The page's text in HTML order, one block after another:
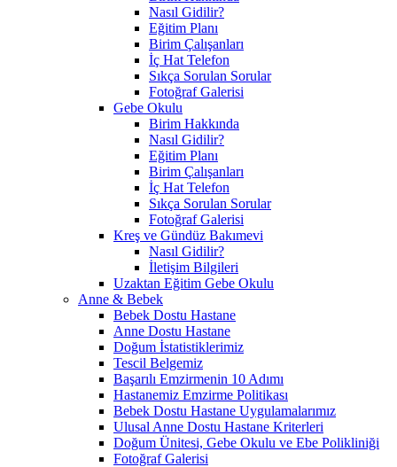
Nasıl Gidilir?
Eğitim Planı
Birim Çalışanları
İç Hat Telefon
Sıkça Sorulan Sorular
Fotoğraf Galerisi
Gebe Okulu
Birim Hakkında
Nasıl Gidilir?
Eğitim Planı
Birim Çalışanları
İç Hat Telefon
Sıkça Sorulan Sorular
Fotoğraf Galerisi
Kreş ve Gündüz Bakımevi
Nasıl Gidilir?
İletişim Bilgileri
Uzaktan Eğitim Gebe Okulu
Anne & Bebek
Bebek Dostu Hastane
Anne Dostu Hastane
Doğum İstatistiklerimiz
Tescil Belgemiz
Başarılı Emzirmenin 10 Adımı
Hastanemiz Emzirme Politikası
Bebek Dostu Hastane Uygulamalarımız
Ulusal Anne Dostu Hastane Kriterleri
Doğum Ünitesi, Gebe Okulu ve Ebe Polikliniği
Fotoğraf Galerisi